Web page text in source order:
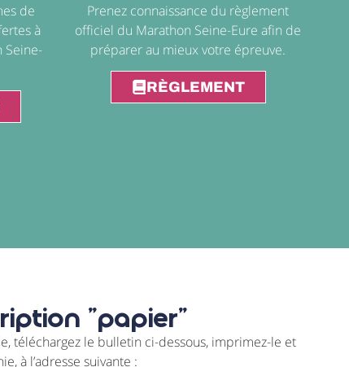
de
à
Seine-
Prenez connaissance du règlement
officiel du Marathon Seine-Eure afin de
préparer au mieux votre épreuve.
RÈGLEMENT
"papier"
téléchargez le bulletin ci-dessous, imprimez-le et
à l’adresse suivante :